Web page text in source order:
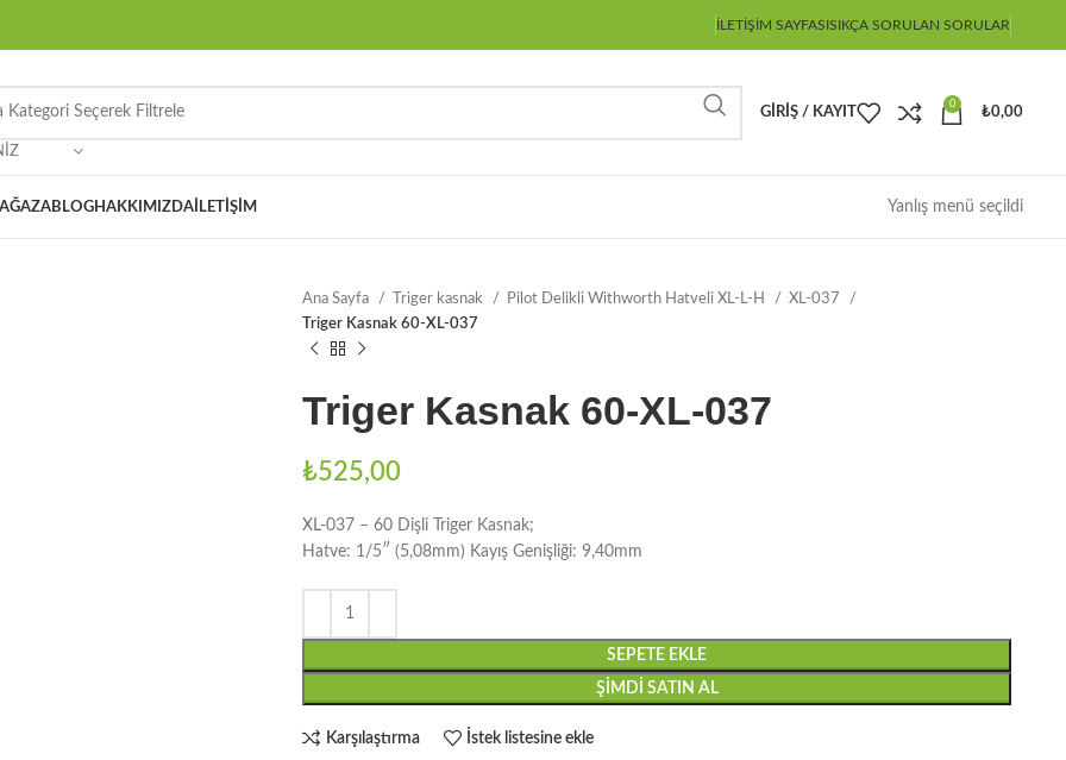
İLETIŞIM SAYFASISIKÇA SORULAN SORULAR
GIRIŞ / KAYIT
0
₺0,00
BLOGHAKKIMIZDA İLETIŞIM Yanlış menü seçildi
Ana Sayfa Triger kasnak Pilot Delikli Withworth Hatveli XL-L-H
XL-037
Triger Kasnak 60-XL-037
Triger Kasnak 60-XL-037
₺525,00
XL-037 – 60 Dişli Triger Kasnak;
Hatve: 1/5″ (5,08mm) Kayış Genişliği: 9,40mm
SEPETE EKLE
ŞIMDI SATIN AL
Karşılaştırma İstek listesine ekle